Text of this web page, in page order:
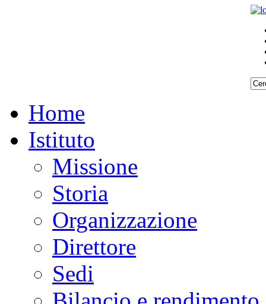
Home
Istituto
Missione
Storia
Organizzazione
Direttore
Sedi